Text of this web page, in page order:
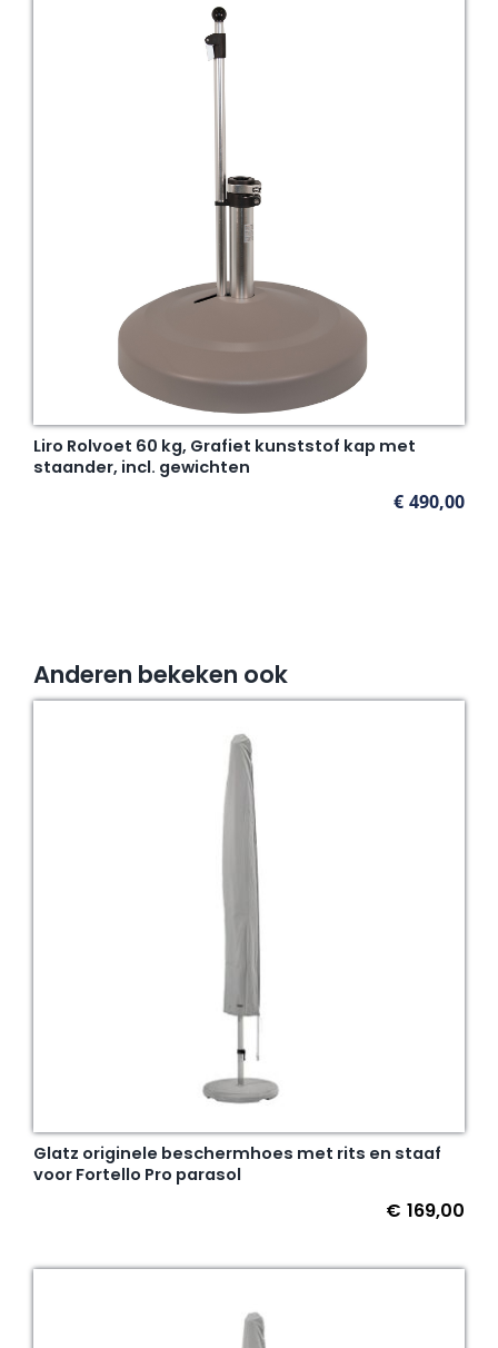
Liro Rolvoet 60 kg, Grafiet kunststof kap met
staander, incl. gewichten
€ 490,00
Anderen bekeken ook
Glatz originele beschermhoes met rits en staaf
voor Fortello Pro parasol
€ 169,00